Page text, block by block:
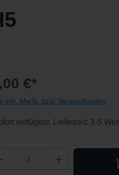
€*
inkl. MwSt. zzgl. Versandkosten
verfügbar, Lieferzeit: 3-5
Anzahl: Gib